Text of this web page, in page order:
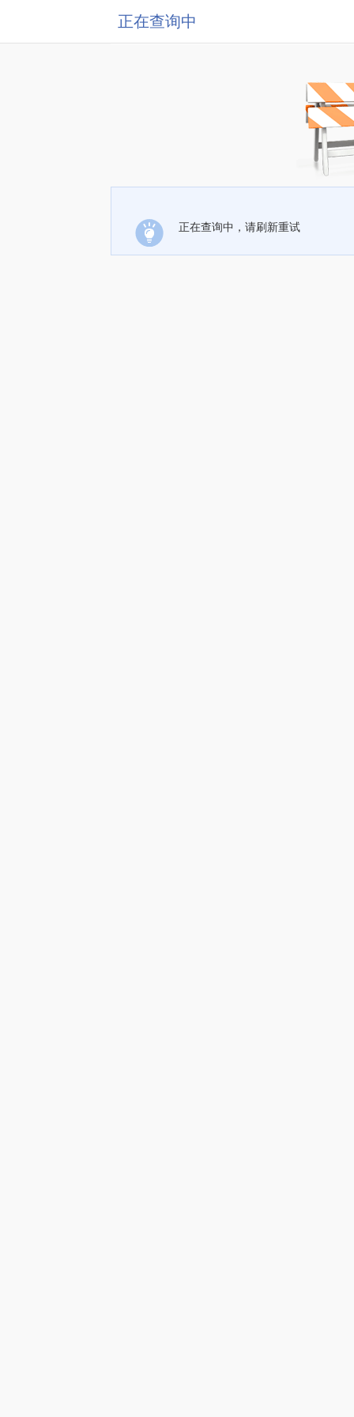
正在查询中
正在查询中，请刷新重试